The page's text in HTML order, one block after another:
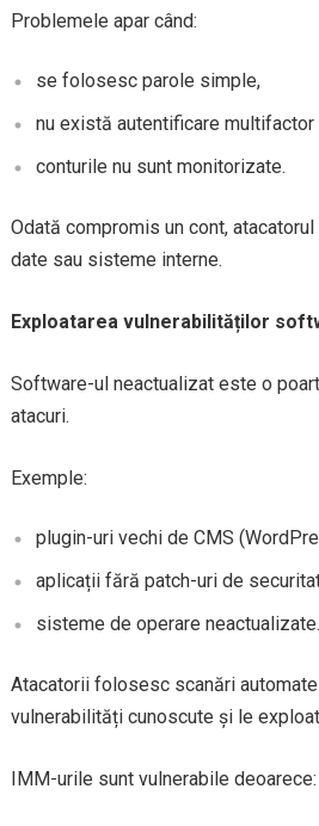
Problemele apar când:
se folosesc parole simple,
nu există autentificare multifactor
conturile nu sunt monitorizate.
Odată compromis un cont,
date sau sisteme interne.
Exploatarea vulnerabilităților
Software-ul neactualizat este o
atacuri.
Exemple:
plugin-uri vechi de CMS
aplicații fără patch-uri de
sisteme de operare neactualizate.
Atacatorii folosesc scanări
vulnerabilități cunoscute și le
IMM-urile sunt vulnerabile deoarece: